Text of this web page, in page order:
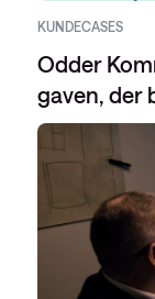
KUNDECASES
Odder
gaven, der